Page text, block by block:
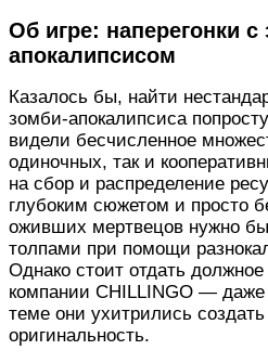
Об игре: наперегонки с
апокалипсисом
Казалось бы, найти
зомби-апокалипсиса
видели бесчисленное
одиночных, так и
на сбор и распределение
глубоким сюжетом и просто
оживших мертвецов нужно
толпами при помощи
Однако стоит отдать
компании CHILLINGO — даже
теме они ухитрились
оригинальность.